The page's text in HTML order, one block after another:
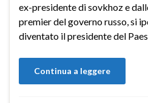
ex-presidente di sovkhoz e
premier del governo russo, si
diventato il presidente del
Continua a leggere